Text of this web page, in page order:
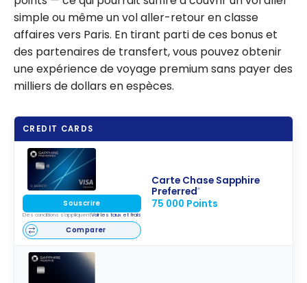
simple ou même un vol aller-retour en classe
affaires vers Paris. En tirant parti de ces bonus et
des partenaires de transfert, vous pouvez obtenir
une expérience de voyage premium sans payer des
milliers de dollars en espèces.
CREDIT CARDS
Carte Chase Sapphire
Preferred®
75 000 Points
Souscrire
Des conditions s'appliquentVoir les taux et frais
Comparer